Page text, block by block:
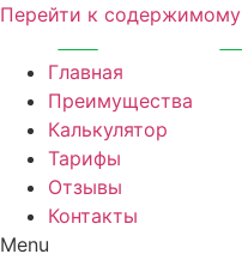
Перейти к содержимому
Главная
Преимущества
Калькулятор
Тарифы
Отзывы
Контакты
Menu